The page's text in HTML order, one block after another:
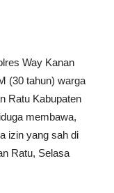
Way Kanan
(30 tahun) warga
Ratu Kabupaten
membawa,
izin yang sah di
Ratu, Selasa